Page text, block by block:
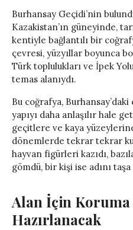
Burhansay Geçidi’nin
Kazakistan’ın güneyinde,
kentiyle bağlantılı bir
çevresi, yüzyıllar boyunca
Türk toplulukları ve İpek
temas alanıydı.
Bu coğrafya,
yapıyı daha anlaşılır hale
geçitlere ve kaya
dönemlerde tekrar tekrar
hayvan figürleri kazıdı,
gömdü, bir kişi ise adını taşa
Alan İçin
Hazırlanacak